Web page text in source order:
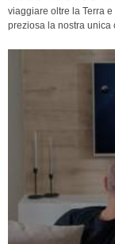
viaggiare oltre la Terra
preziosa la nostra unica